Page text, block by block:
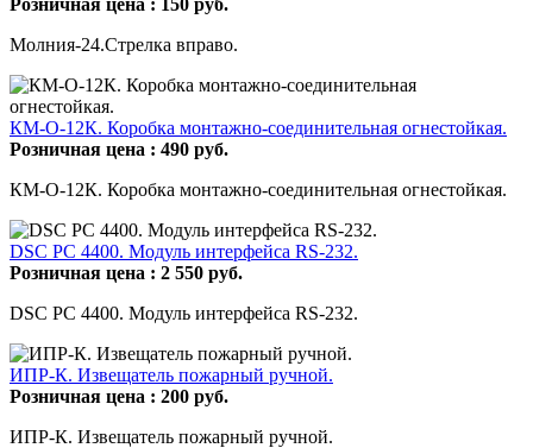
Розничная цена : 150 руб.
Молния-24.Cтрелка вправо.
КМ-О-12К. Коробка монтажно-соединительная огнестойкая.
Розничная цена : 490 руб.
КМ-О-12К. Коробка монтажно-соединительная огнестойкая.
DSC PC 4400. Модуль интерфейса RS-232.
Розничная цена : 2 550 руб.
DSC PC 4400. Модуль интерфейса RS-232.
ИПР-К. Извещатель пожарный ручной.
Розничная цена : 200 руб.
ИПР-К. Извещатель пожарный ручной.